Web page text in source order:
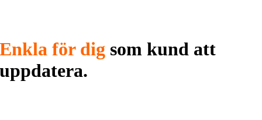
Enkla för dig som kund att
uppdatera.